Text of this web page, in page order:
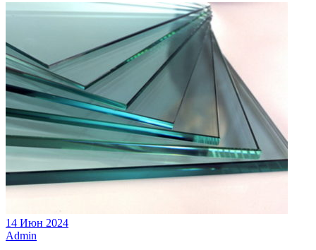
14 Июн 2024
Admin